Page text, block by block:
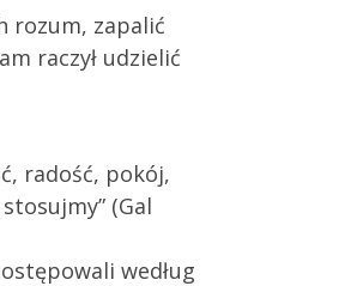
Arrow
keys
decrease
volume.
rozum, zapalić
raczył udzielić
radość, pokój,
(Gal
według